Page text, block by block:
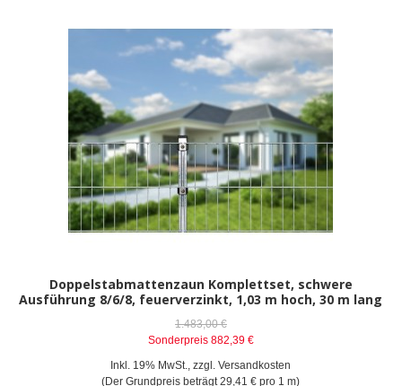
Doppelstabmattenzaun Komplettset, schwere
Ausführung 8/6/8, feuerverzinkt, 1,03 m hoch, 30 m lang
1.483,00 €
Sonderpreis 882,39 €
Inkl. 19% MwSt.
,zzgl.Versandkosten
(Der Grundpreis beträgt29,41 € pro 1 m)